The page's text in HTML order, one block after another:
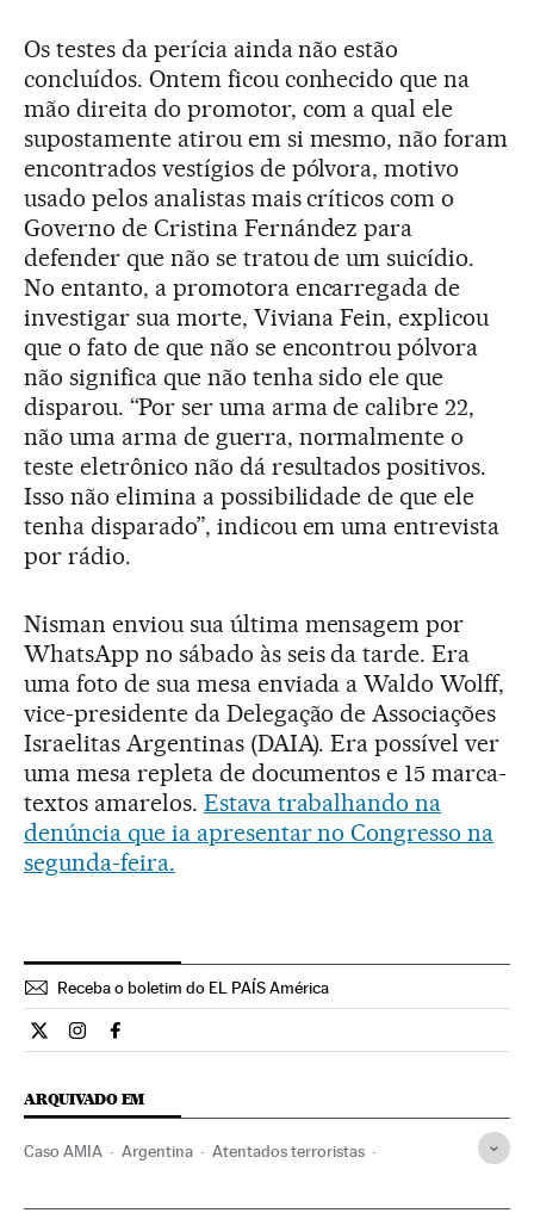
Os testes da perícia ainda não estão
concluídos. Ontem ficou conhecido que na
mão direita do promotor, com a qual ele
supostamente atirou em si mesmo, não foram
encontrados vestígios de pólvora, motivo
usado pelos analistas mais críticos com o
Governo de Cristina Fernández para
defender que não se tratou de um suicídio.
No entanto, a promotora encarregada de
investigar sua morte, Viviana Fein, explicou
que o fato de que não se encontrou pólvora
não significa que não tenha sido ele que
disparou. “Por ser uma arma de calibre 22,
não uma arma de guerra, normalmente o
teste eletrônico não dá resultados positivos.
Isso não elimina a possibilidade de que ele
tenha disparado”, indicou em uma entrevista
por rádio.
Nisman enviou sua última mensagem por
WhatsApp no sábado às seis da tarde. Era
uma foto de sua mesa enviada a Waldo Wolff,
vice-presidente da Delegação de Associações
Israelitas Argentinas (DAIA). Era possível ver
uma mesa repleta de documentos e 15 marca-
textos amarelos. Estava trabalhando na
denúncia que ia apresentar no Congresso na
segunda-feira.
Receba o boletim do EL PAÍS América
Internacional El País Brasil en Twitter
Internacional El País Brasil en Instagram
Internacional El País Brasil en Facebook
ARQUIVADO EM
Caso AMIA Argentina Atentados terroristas